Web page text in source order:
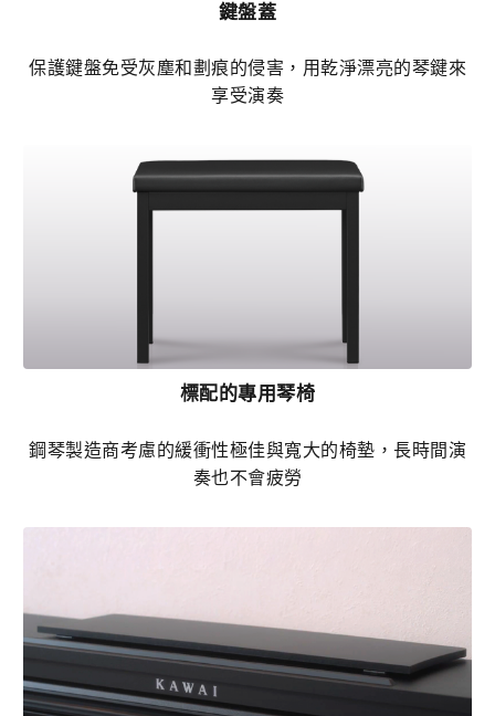
鍵盤蓋
保護鍵盤免受灰塵和劃痕的侵害，用乾淨漂亮的琴鍵來
享受演奏
標配的專用琴椅
鋼琴製造商考慮的緩衝性極佳與寬大的椅墊，長時間演
奏也不會疲勞